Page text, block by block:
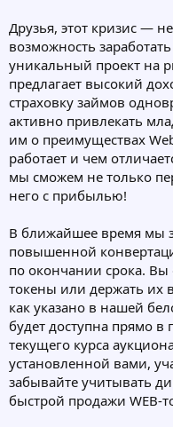
Друзья, этот кризис —
возможность
уникальный проект на
предлагает высокий
страховку займов
активно привлекать
им о преимуществах
работает и чем
мы сможем не только
него с прибылью!
В ближайшее время мы
повышенной
по окончании срока. Вы
токены или держать их
как указано в нашей
будет доступна прямо
текущего курса
установленной вами,
забывайте учитывать
быстрой продажи WEB-